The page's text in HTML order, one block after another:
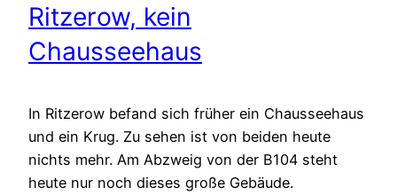
Ritzerow, kein
Chausseehaus
In Ritzerow befand sich früher ein Chausseehaus
und ein Krug. Zu sehen ist von beiden heute
nichts mehr. Am Abzweig von der B104 steht
heute nur noch dieses große Gebäude.